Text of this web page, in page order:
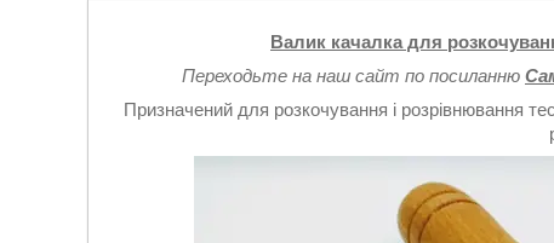
Валик качалка для
Переходьте на наш сайт по посиланню
Призначений для розкочування і розрівнювання